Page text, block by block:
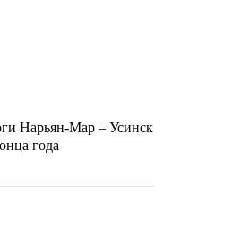
Нарьян-Мар – Усинск
года